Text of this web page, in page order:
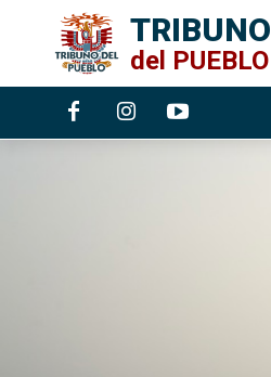
TRIBUNO
del PUEBLO